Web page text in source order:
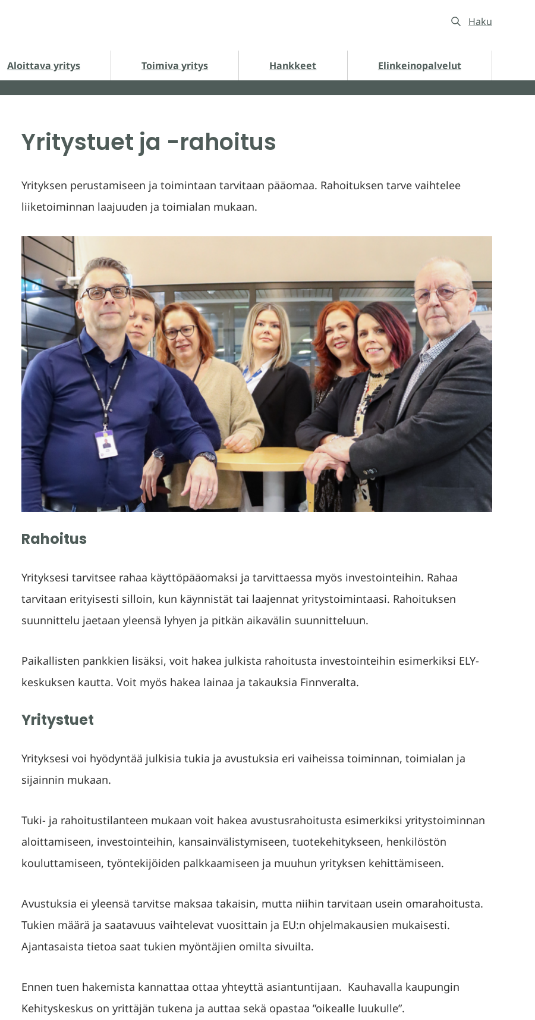
Haku
Aloittava yritys
Aloittava yritys alasivut Toimiva yritys
Toimiva yritys alasivut Hankkeet
Hankkeet alasivut
Elinkeinopalvelut
Yritystuet ja -rahoitus
Yrityksen perustamiseen ja toimintaan tarvitaan pääomaa. Rahoituksen tarve vaihtelee
liiketoiminnan laajuuden ja toimialan mukaan.
Rahoitus
Yrityksesi tarvitsee rahaa käyttöpääomaksi ja tarvittaessa myös investointeihin. Rahaa
tarvitaan erityisesti silloin, kun käynnistät tai laajennat yritystoimintaasi. Rahoituksen
suunnittelu jaetaan yleensä lyhyen ja pitkän aikavälin suunnitteluun.
Paikallisten pankkien lisäksi, voit hakea julkista rahoitusta investointeihin esimerkiksi ELY-
keskuksen kautta. Voit myös hakea lainaa ja takauksia Finnveralta.
Yritystuet
Yrityksesi voi hyödyntää julkisia tukia ja avustuksia eri vaiheissa toiminnan, toimialan ja
sijainnin mukaan.
Tuki- ja rahoitustilanteen mukaan voit hakea avustusrahoitusta esimerkiksi yritystoiminnan
aloittamiseen, investointeihin, kansainvälistymiseen, tuotekehitykseen, henkilöstön
kouluttamiseen, työntekijöiden palkkaamiseen ja muuhun yrityksen kehittämiseen.
Avustuksia ei yleensä tarvitse maksaa takaisin, mutta niihin tarvitaan usein omarahoitusta.
Tukien määrä ja saatavuus vaihtelevat vuosittain ja EU:n ohjelmakausien mukaisesti.
Ajantasaista tietoa saat tukien myöntäjien omilta sivuilta.
Ennen tuen hakemista kannattaa ottaa yhteyttä asiantuntijaan. Kauhavalla kaupungin
Kehityskeskus on yrittäjän tukena ja auttaa sekä opastaa ”oikealle luukulle”.